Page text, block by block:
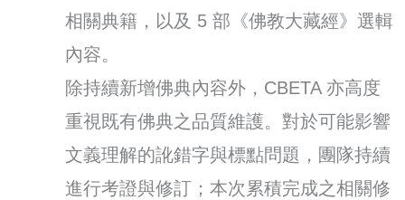
相關典籍，以及 5 部《佛教大藏經》選輯
內容。
除持續新增佛典內容外，CBETA 亦高度
重視既有佛典之品質維護。對於可能影響
文義理解的訛錯字與標點問題，團隊持續
進行考證與修訂；本次累積完成之相關修